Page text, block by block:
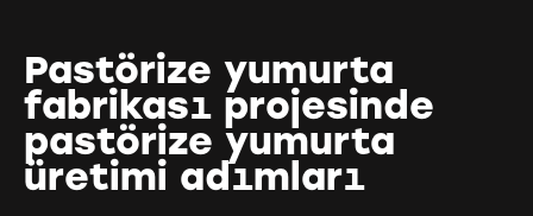
Pastörize yumurta
fabrikası projesinde
pastörize yumurta
üretimi adımları